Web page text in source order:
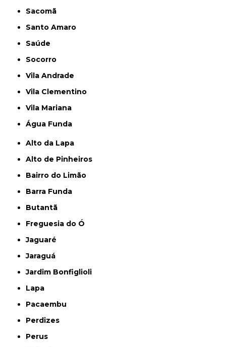
Sacomã
Santo Amaro
Saúde
Socorro
Vila Andrade
Vila Clementino
Vila Mariana
Água Funda
Alto da Lapa
Alto de Pinheiros
Bairro do Limão
Barra Funda
Butantã
Freguesia do Ó
Jaguaré
Jaraguá
Jardim Bonfiglioli
Lapa
Pacaembu
Perdizes
Perus